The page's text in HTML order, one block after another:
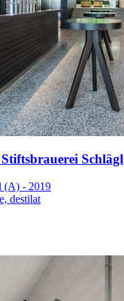
Schlägl
(A) - 2019
destilat